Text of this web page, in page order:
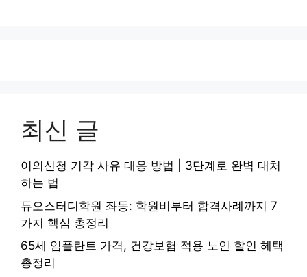
최신 글
이의신청 기각 사유 대응 방법 | 3단계로 완벽 대처
하는 법
듀오스터디학원 좌동: 학원비부터 합격사례까지 7
가지 핵심 총정리
65세 임플란트 가격, 건강보험 적용 노인 할인 혜택
총정리